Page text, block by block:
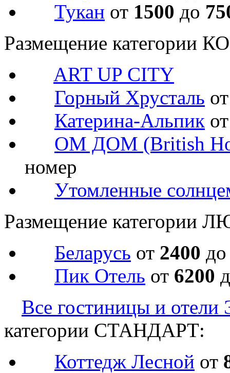
Тукан от 1500 до
Размещение категории
ART UP CITY
Горный Хрусталь
Катерина-Альпик
ОМ ДОМ (British
номер
Утомленные
Размещение категории
Беларусь от 2400
Пик Отель от 6200
Все гостиницы и отели
категории СТАНДАРТ:
Коттедж Лесной от